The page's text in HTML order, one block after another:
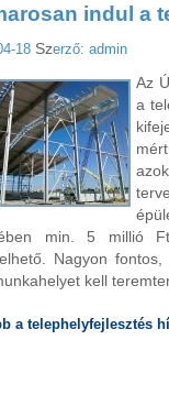
indul a
18 Szerző: admin
Az
a
min . 5 millió
Nagyon
kell
a telephelyfejlesztés